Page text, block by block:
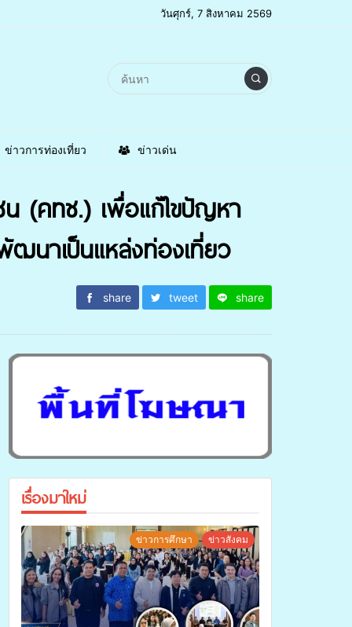
วันศุกร์, 7 สิงหาคม 2569
ข่าวการท่องเที่ยว ข่าวเด่น
น (คทช.) เพื่อแก้ไขปัญหา
นาเป็นแหล่งท่องเที่ยว
share tweet share
เรื่องมาใหม่
ข่าวการศึกษา ข่าวสังคม